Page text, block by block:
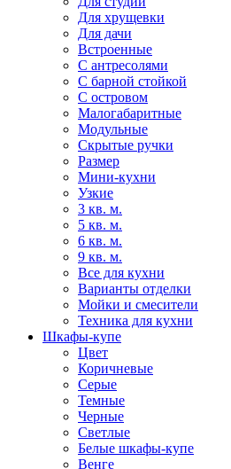
Для хрущевки
Для дачи
Встроенные
С антресолями
С барной стойкой
С островом
Малогабаритные
Модульные
Скрытые ручки
Размер
Мини-кухни
Узкие
3 кв. м.
5 кв. м.
6 кв. м.
9 кв. м.
Все для кухни
Варианты отделки
Мойки и смесители
Техника для кухни
Шкафы-купе
Цвет
Коричневые
Серые
Темные
Черные
Светлые
Белые шкафы-купе
Венге